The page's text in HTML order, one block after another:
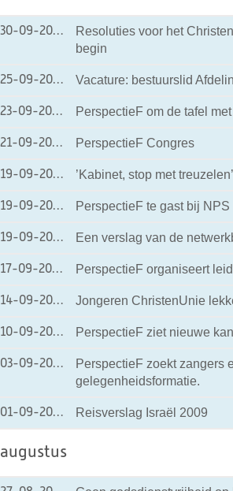
30-09-2009 30-09-2009 15:38
Resoluties voor het
begin
25-09-2009 25-09-2009 17:06
Vacature: bestuurslid
23-09-2009 23-09-2009 15:40
PerspectieF om de tafel
21-09-2009 21-09-2009 15:27
PerspectieF Congres
19-09-2009 19-09-2009 22:20
’Kabinet, stop met treuzelen’
19-09-2009 19-09-2009 20:12
PerspectieF te gast bij NPS
19-09-2009 19-09-2009 16:23
Een verslag van de
17-09-2009 17-09-2009 15:27
PerspectieF organiseert
14-09-2009 14-09-2009 08:15
Jongeren ChristenUnie
10-09-2009 10-09-2009 21:06
PerspectieF ziet nieuwe
03-09-2009 03-09-2009 18:16
PerspectieF zoekt zangers
gelegenheidsformatie.
01-09-2009 01-09-2009 17:27
Reisverslag Israël 2009
augustus